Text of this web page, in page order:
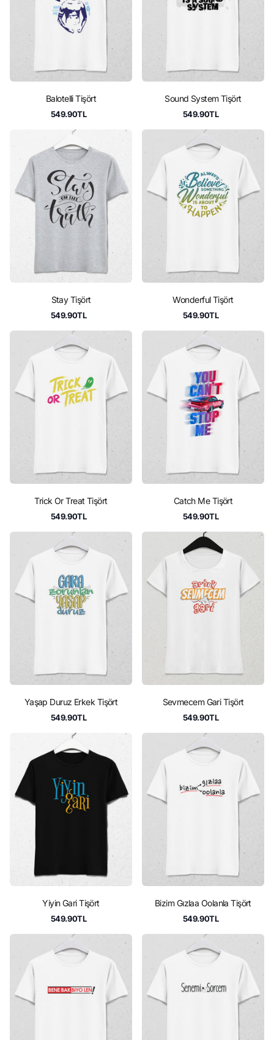
Balotelli Tişört
549.90TL
Sound System Tişört
549.90TL
Stay Tişört
549.90TL
Wonderful Tişört
549.90TL
Trick Or Treat Tişört
549.90TL
Catch Me Tişört
549.90TL
Yaşap Duruz Erkek Tişört
549.90TL
Sevmecem Gari Tişört
549.90TL
Yiyin Gari Tişört
549.90TL
Bizim Gızlaa Oolanla Tişört
549.90TL